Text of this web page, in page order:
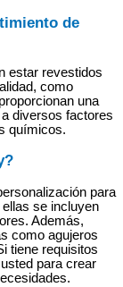
de
estar revestidos
como
una
diversos factores
químicos.
para
se incluyen
Además,
como agujeros
tiene requisitos
para crear